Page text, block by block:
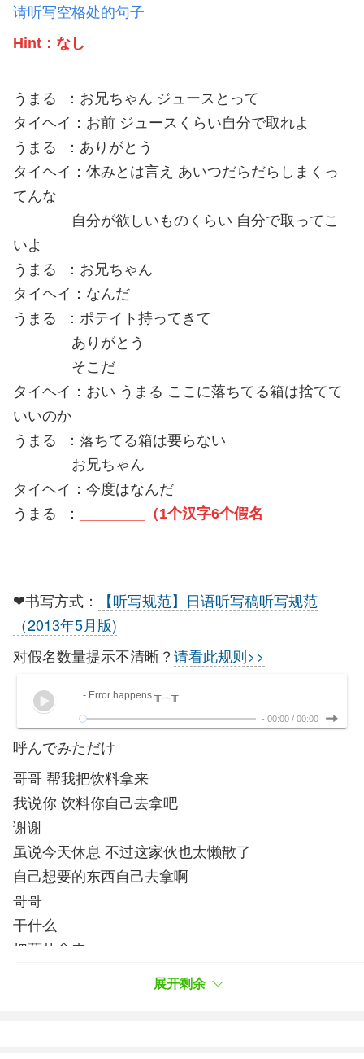
请听写空格处的句子
Hint： なし
うまる ：お兄ちゃん ジュースとって
タイヘイ：お前 ジュースくらい自分で取れよ
うまる ：ありがとう
タイヘイ：休みとは言え あいつだらだらしまくっ
てんな
自分が欲しいものくらい 自分で取ってこ
いよ
うまる ：お兄ちゃん
タイヘイ：なんだ
うまる ：ポテイト持ってきて
ありがとう
そこだ
タイヘイ：おい うまる ここに落ちてる箱は捨てて
いいのか
うまる ：落ちてる箱は要らない
お兄ちゃん
タイヘイ：今度はなんだ
うまる ：
（1个汉字6个假名
❤书写方式：
【听写规范】日语听写稿听写规范
（2013年5月版)
对假名数量提示不清晰？请看此规则>>
- Error happens ╥﹏╥
- 00:00 / 00:00
呼んでみただけ
哥哥 帮我把饮料拿来
我说你 饮料你自己去拿吧
谢谢
虽说今天休息 不过这家伙也太懒散了
自己想要的东西自己去拿啊
哥哥
干什么
把薯片拿来
展开剩余